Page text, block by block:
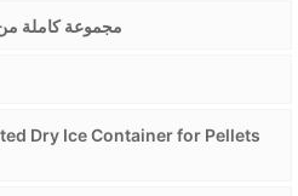
مجموعة كاملة من
Dry Ice Container for Pellets